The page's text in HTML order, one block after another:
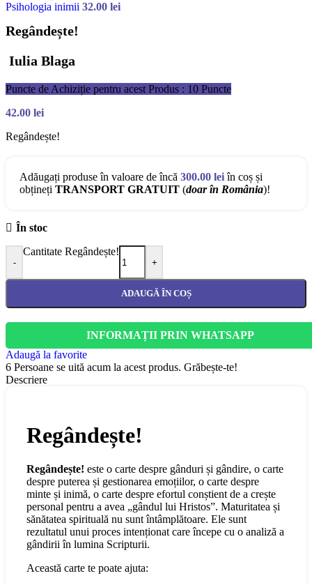
Psihologia inimii 32.00 lei
Regândește!
Iulia Blaga
Puncte de Achiziție pentru acest Produs : 10 Puncte
42.00 lei
Regândește!
Adăugați produse în valoare de încă 300.00 leiîn coș și
obțineți TRANSPORT GRATUIT (doar în România)!
În stoc
-
Cantitate Regândește!
+
ADAUGĂ ÎN COȘ
INFORMAȚII PRIN WHATSAPP
Adaugă la favorite
6 Persoane se uită acum la acest produs. Grăbește-te!
Descriere
Regândește!
Regândește! este o carte despre gânduri și gândire, o carte
despre puterea și gestionarea emoțiilor, o carte despre
minte și inimă, o carte despre efortul conștient de a crește
personal pentru a avea „gândul lui Hristos”. Maturitatea și
sănătatea spirituală nu sunt întâmplătoare. Ele sunt
rezultatul unui proces intenționat care începe cu o analiză a
gândirii în lumina Scripturii.
Această carte te poate ajuta: